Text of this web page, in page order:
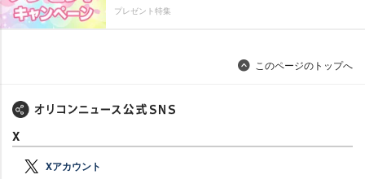
プレゼント特集
このページのトップへ
X
Xアカウント